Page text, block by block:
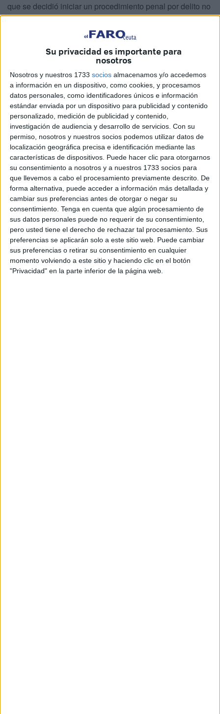
Su privacidad es importante para
nosotros
Nosotros y nuestros 1733 socios almacenamos y/o accedemos
a información en un dispositivo, como cookies, y procesamos
datos personales, como identificadores únicos e información
estándar enviada por un dispositivo para publicidad y contenido
personalizado, medición de publicidad y contenido,
investigación de audiencia y desarrollo de servicios. Con su
permiso, nosotros y nuestros socios podemos utilizar datos de
localización geográfica precisa e identificación mediante las
características de dispositivos. Puede hacer clic para otorgarnos
su consentimiento a nosotros y a nuestros 1733 socios para
que llevemos a cabo el procesamiento previamente descrito. De
forma alternativa, puede acceder a información más detallada y
cambiar sus preferencias antes de otorgar o negar su
consentimiento. Tenga en cuenta que algún procesamiento de
sus datos personales puede no requerir de su consentimiento,
pero usted tiene el derecho de rechazar tal procesamiento. Sus
preferencias se aplicarán solo a este sitio web. Puede cambiar
sus preferencias o retirar su consentimiento en cualquier
momento volviendo a este sitio y haciendo clic en el botón
"Privacidad" en la parte inferior de la página web.
que se decidió iniciar un procedimiento penal por delito no
leve” y que sea “del tipo abreviado mediante la incoación
de sus diligencias previas”.
“Se partió de los hechos denunciados y se asumió tácita,
pero patentemente, que no eran inverosímiles y se
entendió que eran constitutivos, en principio, deun
denominado ‘delito de odio’,previsto, entre otros, en el
artículo 510 del Código Penal”, expone para quitar la razón
a los denunciados.
La decisión del máximo órgano judicial en nuestra ciudad
supone otro varapalo para Vox, cuyos dirigentes habían
acudido a la Salapidiendo la nulidad de actuacionesy
exponiendo una supuesta indefensión. Hace unos días se
conocía la condena a Juan Sergio Redondo de10.000
euros por mentir “a sabiendas y con publicidad”
dictada por el Juzgado de Instrucción número 5. El número
6 también ha acordado dar carpetazo a su cruzada contra
Mohamed Ali por supuestos delitos de amenazas,
atentado y odio.
Este asunto sobre el que se ha pronunciado la Audiencia